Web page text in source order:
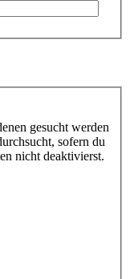
gesucht werden
sofern du
nicht deaktivierst.